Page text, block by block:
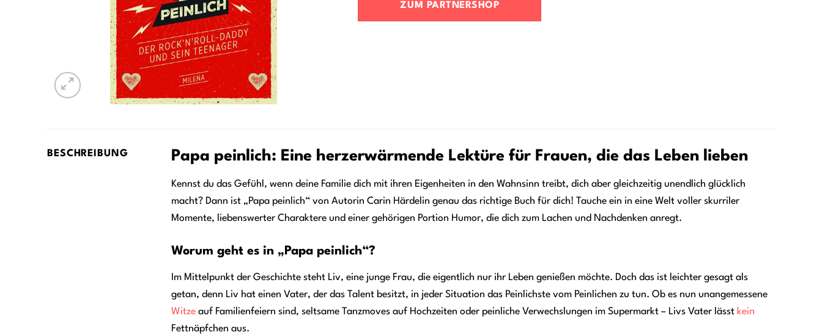
ZUM PARTNERSHOP
BESCHREIBUNG Papa peinlich: Eine herzerwärmende Lektüre für Frauen, die das Leben lieben
Kennst du das Gefühl, wenn deine Familie dich mit ihren Eigenheiten in den Wahnsinn treibt, dich aber gleichzeitig unendlich glücklich
macht? Dann ist „Papa peinlich“ von Autorin Carin Härdelin genau das richtige Buch für dich! Tauche ein in eine Welt voller skurriler
Momente, liebenswerter Charaktere und einer gehörigen Portion Humor, die dich zum Lachen und Nachdenken anregt.
Worum geht es in „Papa peinlich“?
Im Mittelpunkt der Geschichte steht Liv, eine junge Frau, die eigentlich nur ihr Leben genießen möchte. Doch das ist leichter gesagt als
getan, denn Liv hat einen Vater, der das Talent besitzt, in jeder Situation das Peinlichste vom Peinlichen zu tun. Ob es nun unangemessene
Witze auf Familienfeiern sind, seltsame Tanzmoves auf Hochzeiten oder peinliche Verwechslungen im Supermarkt – Livs Vater lässtkein
Fettnäpfchen aus.